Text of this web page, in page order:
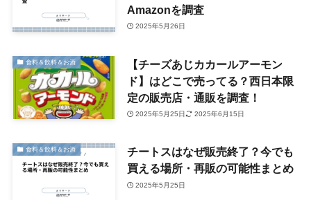
Amazonを調査
2025年5月26日
食料＆飲料＆お酒
【チーズあじカカールアーモン
ド】はどこで売ってる？西日本限
定の販売店・通販を調査！
2025年5月25日 2025年6月15日
食料＆飲料＆お酒
チートスはなぜ販売終了？今でも
買える場所・再販の可能性まとめ
2025年5月25日